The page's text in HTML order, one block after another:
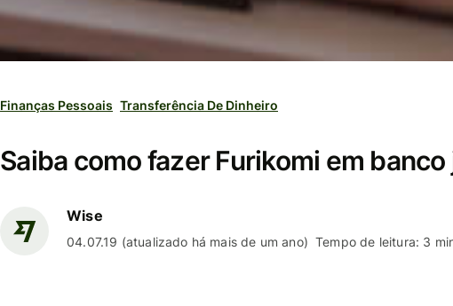
Finanças Pessoais Transferência De Dinheiro
Saiba como fazer Furikomi em
Wise
04.07.19 (atualizado há mais de um ano) Tempo de leitura: 3